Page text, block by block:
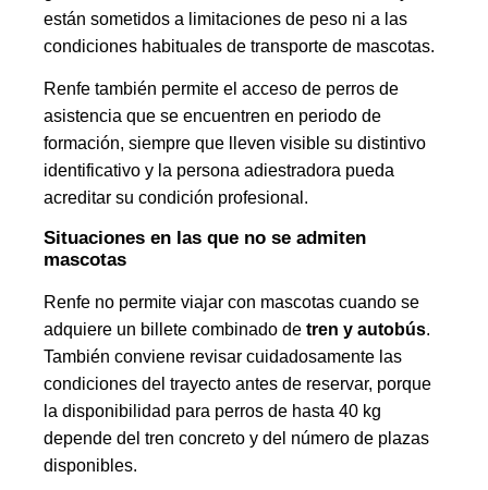
están sometidos a limitaciones de peso ni a las
condiciones habituales de transporte de mascotas.
Renfe también permite el acceso de perros de
asistencia que se encuentren en periodo de
formación, siempre que lleven visible su distintivo
identificativo y la persona adiestradora pueda
acreditar su condición profesional.
Situaciones en las que no se admiten
mascotas
Renfe no permite viajar con mascotas cuando se
adquiere un billete combinado de tren y autobús.
También conviene revisar cuidadosamente las
condiciones del trayecto antes de reservar, porque
la disponibilidad para perros de hasta 40 kg
depende del tren concreto y del número de plazas
disponibles.